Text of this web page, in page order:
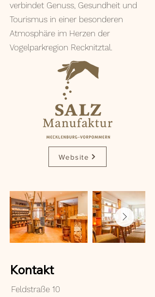
verbindet Genuss, Gesundheit und
Tourismus in einer besonderen
Atmosphäre im Herzen der
Vogelparkregion Recknitztal.
Website
Kontakt
Feldstraße 10